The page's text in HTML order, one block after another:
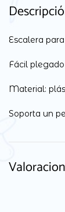
Escalera
Fácil plegado
Material:
Soporta un